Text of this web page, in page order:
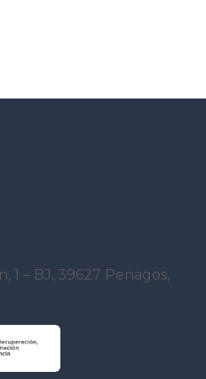
1 – BJ, 39627 Penagos,